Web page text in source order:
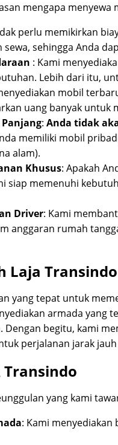
mengapa
perlu memikirkan
sehingga Anda
: Kami
Lebih dari itu,
mobil
uang banyak untuk
Panjang: Anda tidak
memiliki mobil
alam).
Khusus: Apakah
siap memenuhi
Driver: Kami
anggaran rumah
Laja
yang tepat untuk
armada yang
Dengan begitu, kami
perjalanan jarak
Transindo
yang kami
: Kami